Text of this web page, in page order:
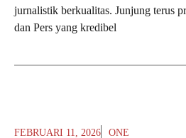
jurnalistik berkualitas. Junjung terus
dan Pers yang kredibel
FEBRUARI 11, 2026 ONE